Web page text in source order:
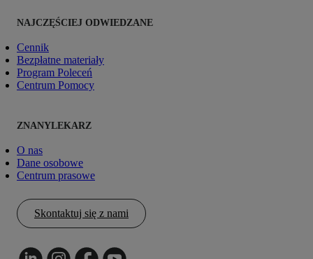
NAJCZĘŚCIEJ ODWIEDZANE
Cennik
Bezpłatne materiały
Program Poleceń
Centrum Pomocy
ZNANYLEKARZ
O nas
Dane osobowe
Centrum prasowe
Skontaktuj się z nami